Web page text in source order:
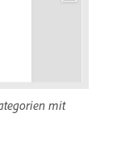
mit